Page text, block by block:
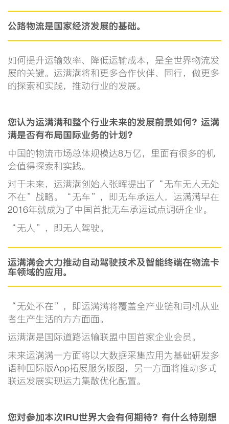
公路物流是国家经济发展的基础。
如何提升运输效率、降低运输成本，是全世界物流发
展的关键。运满满将和更多合作伙伴、同行，做更多
的探索和实践，推动行业的发展。
您认为运满满和整个行业未来的发展前景如何？运满
满是否有布局国际业务的计划？
中国的物流市场总体规模达8万亿，里面有很多的机
会值得探索和实践。
对于未来，运满满创始人张晖提出了“无车无人无处
不在”战略。“无车”，即无车承运人，运满满早在
2016年就成为了中国首批无车承运试点调研企业。
“无人”，即无人驾驶。
运满满会大力推动自动驾驶技术及智能终端在物流卡
车领域的应用。
“无处不在”，即运满满将覆盖全产业链和司机从业
者生产生活的方方面面。
运满满是国际道路运输联盟中国首家企业会员。
未来运满满一方面将以大数据采集应用为基础研发多
语种国际版App拓展服务版图，另一方面将推动多式
联运发展实现运力集散优化配置。
您对参加本次IRU世界大会有何期待？有什么特别想